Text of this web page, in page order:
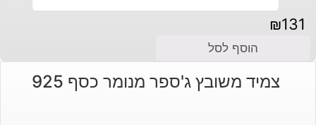
₪131
הוסף לסל
צמיד משובץ ג'ספר מנומר כסף 925